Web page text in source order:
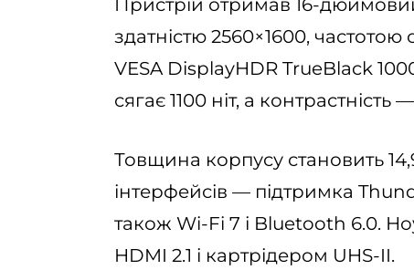
здатністю 2560×1600,
VESA DisplayHDR TrueBlack
сягає 1100 ніт, а контрастність
Товщина корпусу становить
інтерфейсів — підтримка
також Wi-Fi 7 і Bluetooth 6.0.
HDMI 2.1 і картрідером UHS-II.